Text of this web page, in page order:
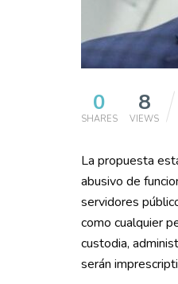
0
SHARES
8
VIEWS
La propuesta
abusivo de
servidores
como cualquier
custodia,
serán